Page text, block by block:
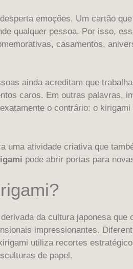
emoções. Um cartão
qualquer pessoa. Por isso,
casamentos,
ainda acreditam que
caros. Em outras palavras,
o contrário: o
uma atividade criativa que
pode abrir portas para
da cultura japonesa
impressionantes.
utiliza recortes
de papel.